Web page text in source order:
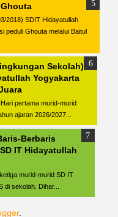
2018) SDIT Hidayatullah
peduli Ghouta melalui Baitul
Sekolah)
Yogyakarta
pertama murid-murid
ajaran 2026/2027...
Berbaris
IT Hidayatullah
murid-murid SD IT
di sekolah. Dihar...
.